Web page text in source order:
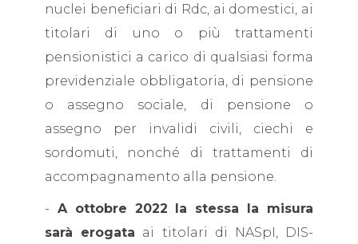
nuclei beneficiari di Rdc, ai domestici, ai
titolari di uno o più trattamenti
pensionistici a carico di qualsiasi forma
previdenziale obbligatoria, di pensione
o assegno sociale, di pensione o
assegno per invalidi civili, ciechi e
sordomuti, nonché di trattamenti di
accompagnamento alla pensione.
- A ottobre 2022 la stessa la misura
sarà erogata ai titolari di NASpI, DIS-